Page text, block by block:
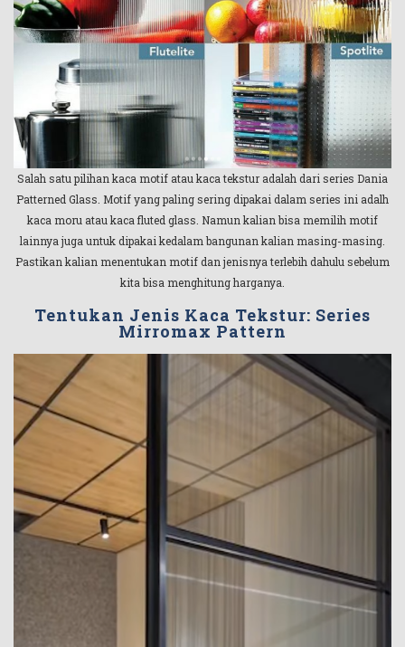
Salah satu pilihan kaca motif atau kaca tekstur adalah dari series Dania
Patterned Glass. Motif yang paling sering dipakai dalam series ini adalh
kaca moru atau kaca fluted glass. Namun kalian bisa memilih motif
lainnya juga untuk dipakai kedalam bangunan kalian masing-masing.
Pastikan kalian menentukan motif dan jenisnya terlebih dahulu sebelum
kita bisa menghitung harganya.
Tentukan Jenis Kaca Tekstur: Series
Mirromax Pattern